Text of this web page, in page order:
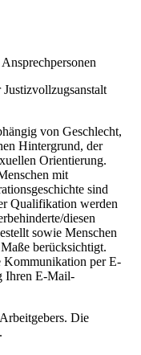
von Geschlecht,
Hintergrund, der
Orientierung.
mit
sind
Qualifikation werden
diesen
sowie Menschen
berücksichtigt.
Kommunikation per E-
Ihren E-Mail-
Die